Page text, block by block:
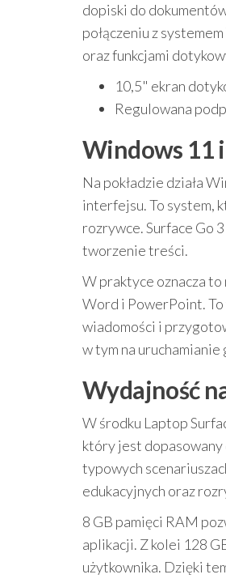
dopiski do
połączeniu z
oraz funkcjami
10,5" ekran
Regulowana
Windows 11
Na pokładzie działa
interfejsu. To system,
rozrywce. Surface Go
tworzenie treści.
W praktyce oznacza
Word i PowerPoint.
wiadomości i
w tym na
Wydajność
W środku Laptop
który jest dopasowany
typowych
edukacyjnych oraz
8 GB pamięci RAM
aplikacji. Z kolei 128
użytkownika. Dzięki